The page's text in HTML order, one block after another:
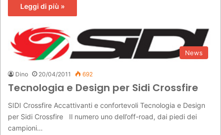
Leggi di più »
News
Dino 20/04/2011 692
Tecnologia e Design per Sidi Crossfire
SIDI Crossfire Accattivanti e confortevoli Tecnologia e Design
per Sidi Crossfire Il numero uno dell’off-road, dai piedi dei
campioni…